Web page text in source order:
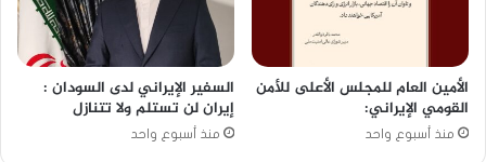
الأمين العام للمجلس الأعلى للأمن
القومي الإيراني:
منذ أسبوع واحد
السفير الإيراني لدى السودان :
إيران لن تستلم ولا تتنازل
منذ أسبوع واحد